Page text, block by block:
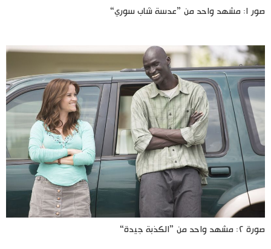
صور ١: مشهد واحد من ”عدسة شاب سوري“
صورة ٢: مشهد واحد من ”الكذبة جيدة“